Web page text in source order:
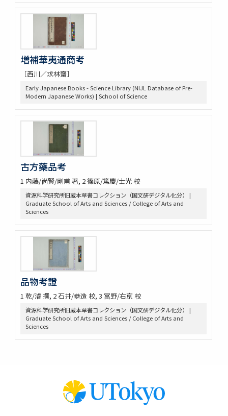
本草求眞 12巻序目圖1巻 / (清) 黄宮繍纂呈 ; (清) 黄宮黻校訂 ; (清)
黄學昌 [ほか] 校字
本草和名索引
本草從新 18巻總義1巻 / (清) 呉儀洛 [撰]
袖珍鑑本草綱目 / [前田利保著]
魚類, 禽類, 草木, 和漢譯名
三物考
大成真寫譜
紫藤園攷證 / 源翠嶽鑒定
有毒便覧
毒品便覧
田中芳男君七六展覽會記念誌
錦窠翁耋筵誌
錦窠翁九十賀壽博物會誌 / 伊藤篤太郎編
伊藤圭介履歴
救荒本草啓蒙 / 小野蕙蕙口授 ; 小野彦安録
救荒野譜記聞
本草圖譜 / 潅園岩崎常正著 ; 飯田藏太郎編纂
本草圖譜 / 岩崎常正著
瓶史草木備考
植物漢名鑑
草木異名集
[和]朝本草
寫生本草書
詩経草木觧 / 小野蕙畝識孝選
香山采種 / 鶴鳴竹内又玄 [撰]
雪斎図画
日本竹譜 / 片山直人著 ; 中島仰山画
増補華夷通商考
［西川／求林齋］
Early Japanese Books - Science Library (NIJL Database of Pre-
Modern Japanese Works) | School of Science
古方藥品考
1 内藤/尚賢/剛甫 著, 2 篠原/篤慶/士光 校
資源科学研究所旧蔵本草書コレクション（国文研デジタル化分） |
Graduate School of Arts and Sciences / College of Arts and
Sciences
品物考證
1 乾/濬 撰, 2 石井/恭造 校, 3 冨野/右京 校
資源科学研究所旧蔵本草書コレクション（国文研デジタル化分） |
Graduate School of Arts and Sciences / College of Arts and
Sciences